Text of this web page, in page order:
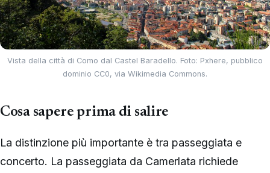
Vista della città di Como dal Castel Baradello. Foto: Pxhere, pubblico
dominio CC0, via Wikimedia Commons.
Cosa sapere prima di salire
La distinzione più importante è tra passeggiata e
concerto. La passeggiata da Camerlata richiede